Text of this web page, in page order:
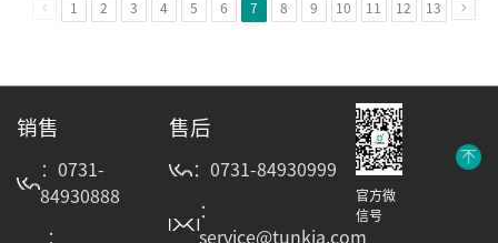
1 2 3 4 5 6 7 8 9 10 11 12 13
销售
：0731-
84930888
：
售后
：0731-84930999
：
service@tunkia.com
官方微
信号